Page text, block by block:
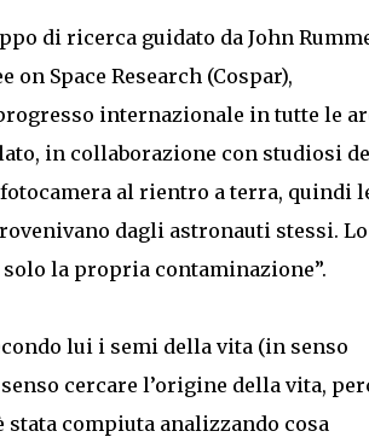
di ricerca guidato da John
Space Research (Cospar),
internazionale in tutte le
in collaborazione con studiosi
al rientro a terra, quindi
dagli astronauti stessi. Lo
la propria contaminazione”.
lui i semi della vita (in senso
cercare l’origine della vita,
stata compiuta analizzando cosa